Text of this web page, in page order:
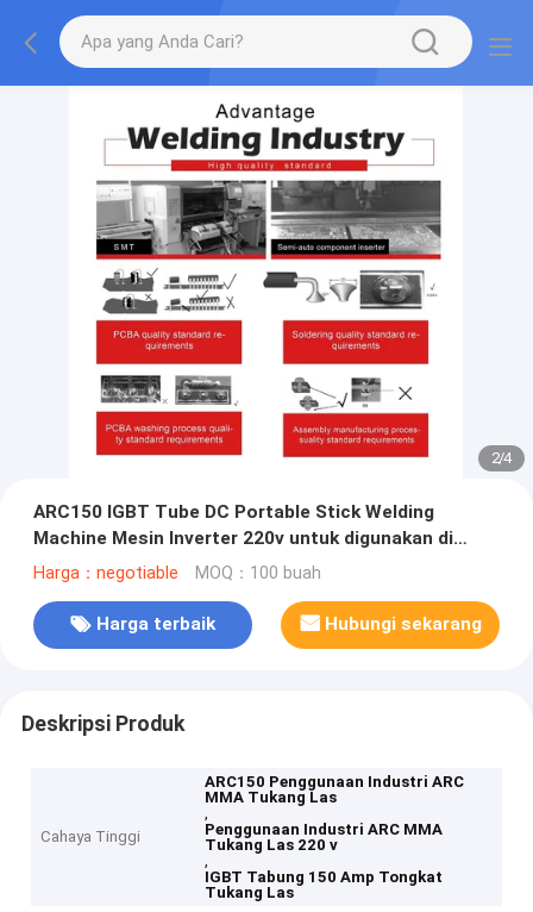
2/4
ARC150 IGBT Tube DC Portable Stick Welding
Machine Mesin Inverter 220v untuk digunakan di
rumah
Harga：negotiable MOQ：100 buah
Harga terbaik Hubungi sekarang
Deskripsi Produk
Cahaya Tinggi
ARC150 Penggunaan Industri ARC
MMA Tukang Las
,
Penggunaan Industri ARC MMA
Tukang Las 220 v
,
IGBT Tabung 150 Amp Tongkat
Tukang Las